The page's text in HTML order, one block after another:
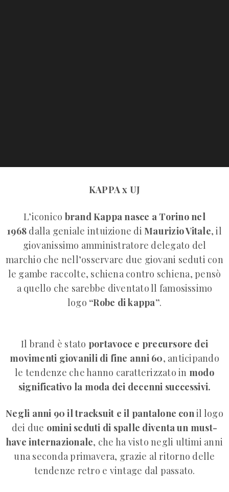
KAPPA x UJ
L’iconico brand Kappa nasce a Torino nel
1968 dalla geniale intuizione di Maurizio Vitale, il
giovanissimo amministratore delegato del
marchio che nell’osservare due giovani seduti con
le gambe raccolte, schiena contro schiena, pensò
a quello che sarebbe diventato ll famosissimo
logo “Robe di kappa”.
Il brand è stato portavoce e precursore dei
movimenti giovanili di fine anni 60, anticipando
le tendenze che hanno caratterizzato in modo
significativo la moda dei decenni successivi.
Negli anni 90 il tracksuit e il pantalone conil logo
dei due omini seduti di spalle diventa un must-
have internazionale, che ha visto negli ultimi anni
una seconda primavera, grazie al ritorno delle
tendenze retro e vintage dal passato.